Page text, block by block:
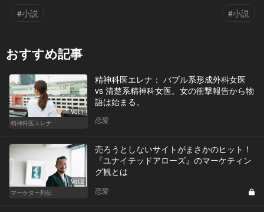
#小説 #小説
おすすめ記事
Vol.1
精神科医エレナ
精神科医エレナ： バブル系形成外科女医
vs 清楚系精神科女医。女の衝撃報告から物
語は始まる。
恋愛
Vol.2
マーケター列伝
売ろうとしないサイトがまさかのヒット！
『ユナイテッドアローズ』のマーケティン
グ観とは
恋愛